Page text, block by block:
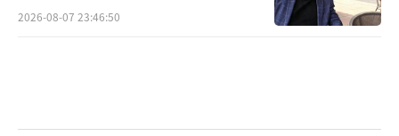
2026-08-07 23:46:50